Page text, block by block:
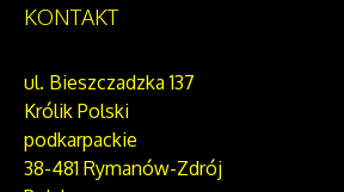
KONTAKT
ul. Bieszczadzka 137
Królik Polski
podkarpackie
38-481 Rymanów-Zdrój